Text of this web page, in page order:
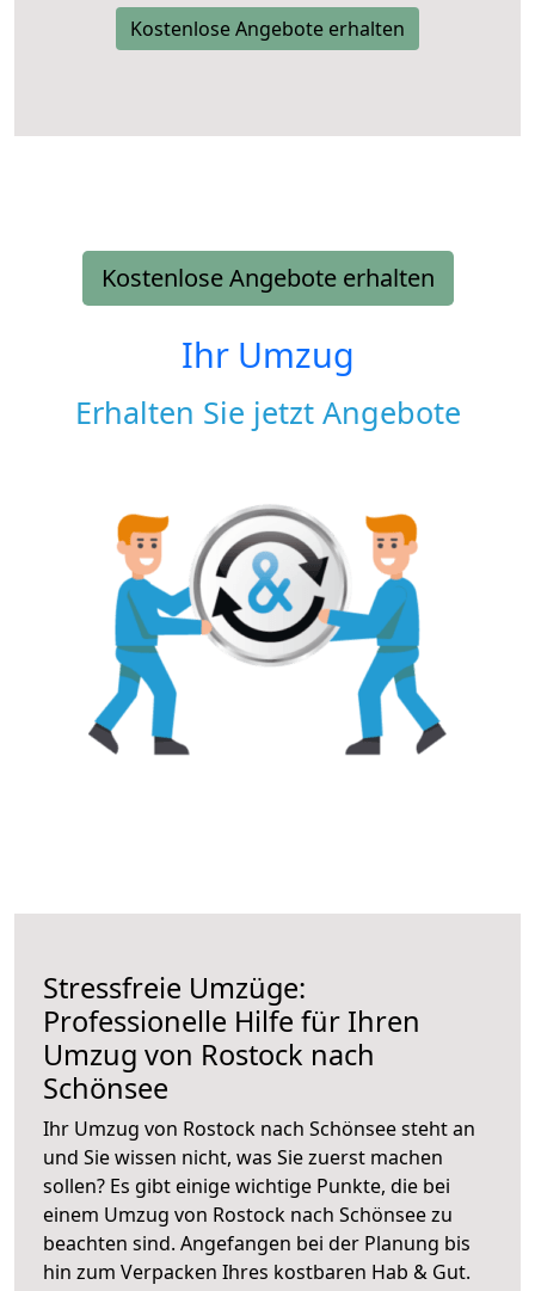
Kostenlose Angebote erhalten
Kostenlose Angebote erhalten
Ihr Umzug
Erhalten Sie jetzt Angebote
Stressfreie Umzüge:
Professionelle Hilfe für Ihren
Umzug von Rostock nach
Schönsee
Ihr Umzug von Rostock nach Schönsee steht an
und Sie wissen nicht, was Sie zuerst machen
sollen? Es gibt einige wichtige Punkte, die bei
einem Umzug von Rostock nach Schönsee zu
beachten sind. Angefangen bei der Planung bis
hin zum Verpacken Ihres kostbaren Hab & Gut.